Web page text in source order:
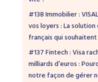
#138 Immobilier :
vos loyers : La
français qui
#137 Fintech : Visa
milliards d’euros :
notre façon de gérer